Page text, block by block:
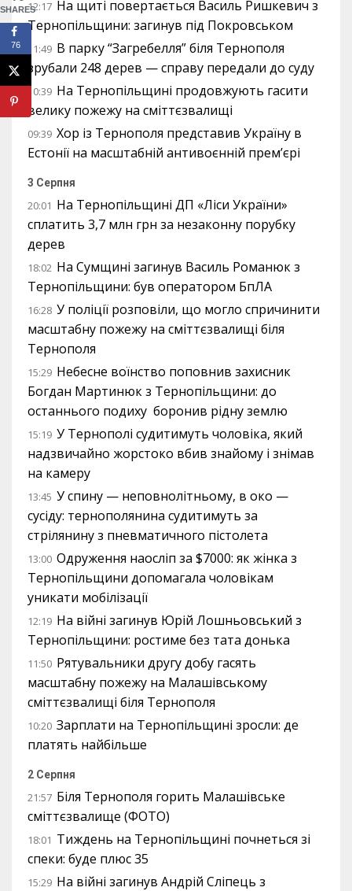
12:17 На щиті повертається Василь Ришкевич з
Тернопільщини: загинув під Покровськом
11:49 В парку “Загребелля” біля Тернополя
зрубали 248 дерев — справу передали до суду
10:39 На Тернопільщині продовжують гасити
велику пожежу на сміттєзвалищі
09:39 Хор із Тернополя представив Україну в
Естонії на масштабній антивоєнній прем’єрі
3 Серпня
20:01 На Тернопільщині ДП «Ліси України»
сплатить 3,7 млн грн за незаконну порубку
дерев
18:02 На Сумщині загинув Василь Романюк з
Тернопільщини: був оператором БпЛА
16:28 У поліції розповіли, що могло спричинити
масштабну пожежу на сміттєзвалищі біля
Тернополя
15:29 Небесне воїнство поповнив захисник
Богдан Мартинюк з Тернопільщини: до
останнього подиху боронив рідну землю
15:19 У Тернополі судитимуть чоловіка, який
надзвичайно жорстоко вбив знайому і знімав
на камеру
13:45 У спину — неповнолітньому, в око —
сусіду: тернополянина судитимуть за
стрілянину з пневматичного пістолета
13:00 Одруження наосліп за $7000: як жінка з
Тернопільщини допомагала чоловікам
уникати мобілізації
12:19 На війні загинув Юрій Лошньовський з
Тернопільщини: ростиме без тата донька
11:50 Рятувальники другу добу гасять
масштабну пожежу на Малашівському
сміттєзвалищі біля Тернополя
10:20 Зарплати на Тернопільщині зросли: де
платять найбільше
2 Серпня
21:57 Біля Тернополя горить Малашівське
сміттєзвалище (ФОТО)
18:01 Тиждень на Тернопільщині почнеться зі
спеки: буде плюс 35
15:29 На війні загинув Андрій Сліпець з
SHARES
76